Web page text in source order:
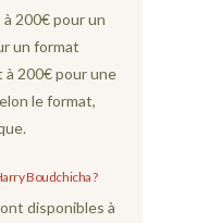
200€ pour un
un format
à 200€ pour une
le format,
Boudchicha ?
disponibles à